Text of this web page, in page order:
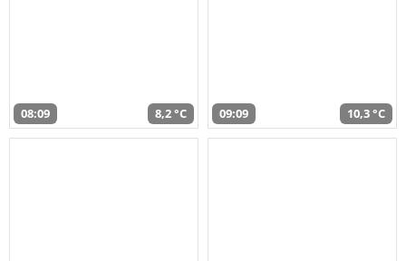
08:09 8,2 °C 09:09 10,3 °C